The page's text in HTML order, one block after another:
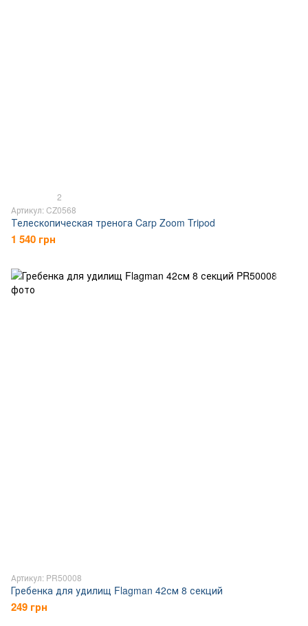
2
Артикул: CZ0568
Телескопическая тренога Carp Zoom Tripod
1 540 грн
Артикул: PR50008
Гребенка для удилищ Flagman 42см 8 секций
249 грн